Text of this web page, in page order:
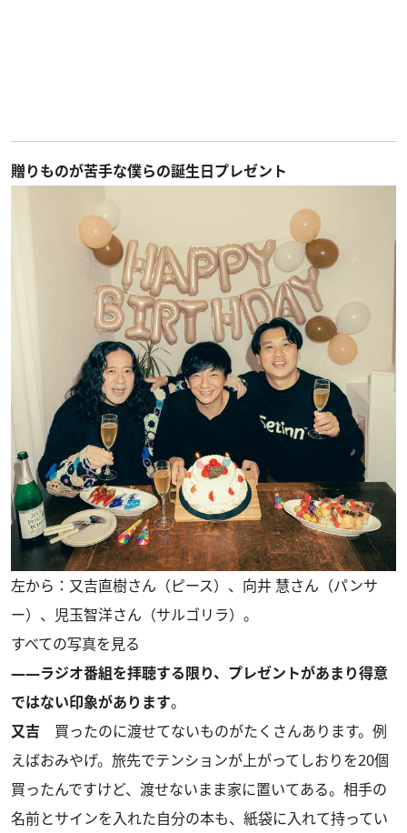
贈りものが苦手な僕らの誕生日プレゼント
左から：又吉直樹さん（ピース）、向井 慧さん（パンサ
ー）、児玉智洋さん（サルゴリラ）。
すべての写真を見る
――ラジオ番組を拝聴する限り、プレゼントがあまり得意
ではない印象があります。
又吉 買ったのに渡せてないものがたくさんあります。例
えばおみやげ。旅先でテンションが上がってしおりを20個
買ったんですけど、渡せないまま家に置いてある。相手の
名前とサインを入れた自分の本も、紙袋に入れて持ってい